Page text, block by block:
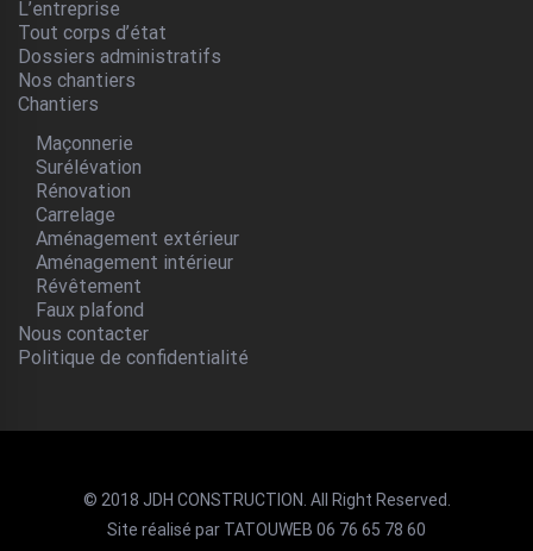
L’entreprise
Tout corps d’état
Dossiers administratifs
Nos chantiers
Chantiers
Maçonnerie
Surélévation
Rénovation
Carrelage
Aménagement extérieur
Aménagement intérieur
Révêtement
Faux plafond
Nous contacter
Politique de confidentialité
© 2018 JDH CONSTRUCTION. All Right Reserved.
Site réalisé par TATOUWEB 06 76 65 78 60